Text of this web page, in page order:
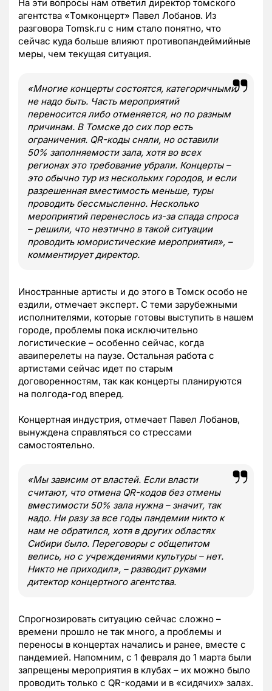
На эти вопросы нам ответил директор томского
агентства «Томконцерт» Павел Лобанов. Из
разговора Tomsk.ru с ним стало понятно, что
сейчас куда больше влияют противопандеймийные
меры, чем текущая ситуация.
«Многие концерты состоятся, категоричными
не надо быть. Часть мероприятий
переносится либо отменяется, но по разным
причинам. В Томске до сих пор есть
ограничения. QR-коды сняли, но оставили
50% заполняемости зала, хотя во всех
регионах это требование убрали. Концерты –
это обычно тур из нескольких городов, и если
разрешенная вместимость меньше, туры
проводить бессмысленно. Несколько
мероприятий перенеслось из-за спада спроса
– решили, что неэтично в такой ситуации
проводить юмористические мероприятия», –
комментирует директор.
Иностранные артисты и до этого в Томск особо не
ездили, отмечает эксперт. С теми зарубежными
исполнителями, которые готовы выступить в нашем
городе, проблемы пока исключительно
логистические – особенно сейчас, когда
аваиперелеты на паузе. Остальная работа с
артистами сейчас идет по старым
договоренностям, так как концерты планируются
на полгода-год вперед.
Концертная индустрия, отмечает Павел Лобанов,
вынуждена справляться со стрессами
самостоятельно.
«Мы зависим от властей. Если власти
считают, что отмена QR-кодов без отмены
вместимости 50% зала нужна – значит, так
надо. Ни разу за все годы пандемии никто к
нам не обратился, хотя в других областях
Сибири было. Переговоры с общепитом
велись, но с учреждениями культуры – нет.
Никто не приходил», – разводит руками
дитектор концертного агентства.
Спрогнозировать ситуацию сейчас сложно –
времени прошло не так много, а проблемы и
переносы в концертах начались и ранее, вместе с
пандемией. Напомним, с 1 февраля до 1 марта были
запрещены мероприятия в клубах – их можно было
проводить только с QR-кодами и в «сидячих» залах.